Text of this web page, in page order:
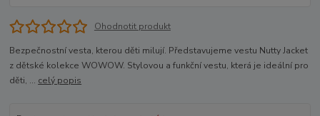
Ohodnotit produkt
Bezpečnostní vesta, kterou děti milují. Představujeme vestu Nutty Jacket
z dětské kolekce WOWOW. Stylovou a funkční vestu, která je ideální pro
děti, ... celý popis